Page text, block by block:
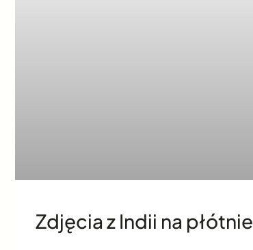
Zdjęcia z Indii na płótnie